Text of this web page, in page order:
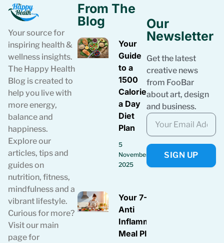
Your source for
inspiring health &
wellness insights.
The Happy Health
Blog is created to
help you live with
more energy,
balance and
happiness.
Explore our
articles, tips and
guides on
nutrition, fitness,
mindfulness and a
vibrant lifestyle.
Curious for more?
Visit our main
page for
From The
Blog
Your
Guide
to a
1500
Calories
a Day
Diet
Plan
5
November
2025
Your 7-Day
Anti
Inflammatory
Meal Plan
Our
Newsletter
Get the latest
creative news
from FooBar
about art, design
and business.
SIGN UP